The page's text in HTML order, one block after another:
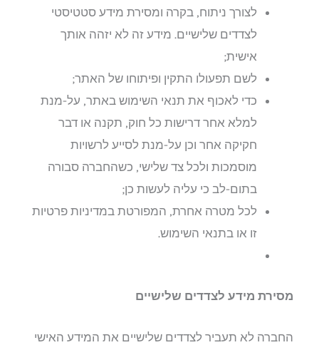
לצורך ניתוח, בקרה ומסירת מידע סטטיסטי
לצדדים שלישיים. מידע זה לא יזהה אותך
אישית;
לשם תפעולו התקין ופיתוחו של האתר;
כדי לאכוף את תנאי השימוש באתר, על-מנת
למלא אחר דרישות כל חוק, תקנה או דבר
חקיקה אחר וכן על-מנת לסייע לרשויות
מוסמכות ולכל צד שלישי, כשהחברה סבורה
בתום-לב כי עליה לעשות כן;
לכל מטרה אחרת, המפורטת במדיניות פרטיות
זו או בתנאי השימוש.
מסירת מידע לצדדים שלישיים
החברה לא תעביר לצדדים שלישיים את המידע האישי